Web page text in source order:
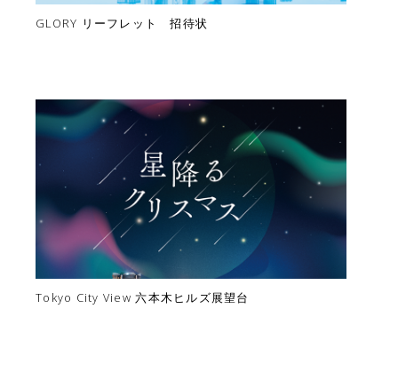
GLORY リーフレット 招待状
Tokyo City View 六本木ヒルズ展望台